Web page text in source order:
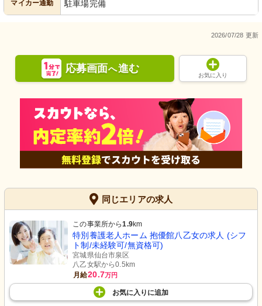
マイカー通勤 駐車場完備
2026/07/28 更新
応募画面へ進む
お気に入り
同じエリアの求人
この事業所から1.9km
特別養護老人ホーム 抱優館八乙女の求人 (シフ
ト制/未経験可/無資格可)
宮城県仙台市泉区
八乙女駅から0.5km
月給20.7万円
お気に入り に追加